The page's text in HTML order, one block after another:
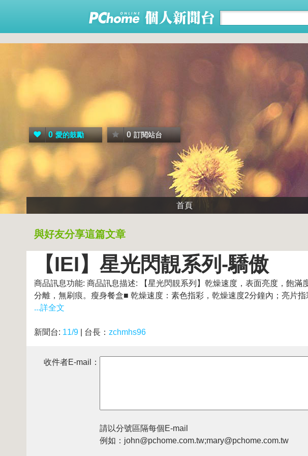
0 愛的鼓勵 0 訂閱站台
首頁
與好友分享這篇文章
【IEI】星光閃靚系列-驕傲
商品訊息功能: 商品訊息描述: 【星光閃靚系列】乾燥速度，表面亮度，飽滿
分離，無刷痕。瘦身餐盒■ 乾燥速度：素色指彩，乾燥速度2分鐘內；亮片
...詳全文
新聞台: 11/9 | 台長： zchmhs96
收件者E-mail：
請以分號區隔每個E-mail
例如：john@pchome.com.tw;mary@pchome.com.tw